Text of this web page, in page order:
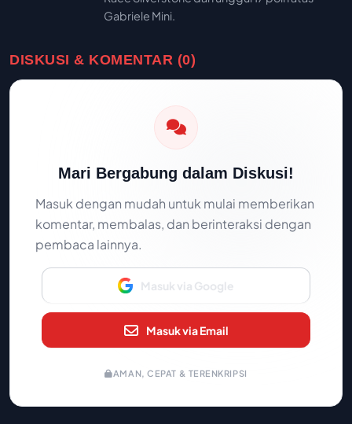
Gabriele Mini.
DISKUSI & KOMENTAR (0)
Mari Bergabung dalam Diskusi!
Masuk dengan mudah untuk mulai memberikan
komentar, membalas, dan berinteraksi dengan
pembaca lainnya.
Masuk via Google
Masuk via Email
AMAN, CEPAT & TERENKRIPSI